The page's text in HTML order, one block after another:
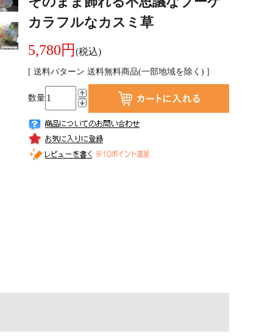
カラフルなカスミ草
5,780円 (税込)
[ 送料パターン 送料無料商品(一部地域を除く) ]
数量